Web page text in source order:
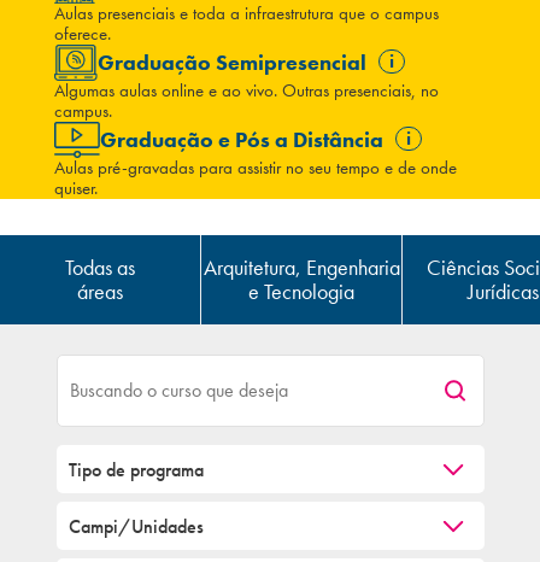
Aulas presenciais e toda a infraestrutura que o campus
oferece.
Graduação Semipresencial i
Algumas aulas online e ao vivo. Outras presenciais, no
campus.
Graduação e Pós a Distância i
Aulas pré-gravadas para assistir no seu tempo e de onde
quiser.
Todas as
áreas
Arquitetura, Engenharia
e Tecnologia
Ciências
Jurídicas